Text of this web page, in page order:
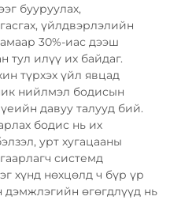
бууруулах,
үйлдвэрлэлийн
30%-иас дээш
тул илүү их байдаг.
түрхэх үйл явцад
нийлмэл бодисын
давуу талууд бий.
бодис нь их
урт хугацааны
системд
хүнд нөхцөлд ч бүр үр
дэмжлэгийн өгөгдлүүд нь